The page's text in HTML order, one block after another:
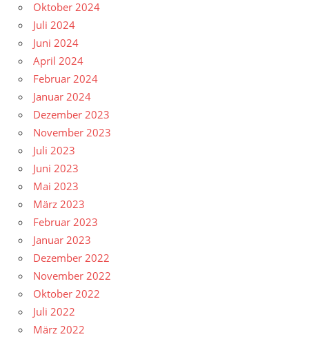
Oktober 2024
Juli 2024
Juni 2024
April 2024
Februar 2024
Januar 2024
Dezember 2023
November 2023
Juli 2023
Juni 2023
Mai 2023
März 2023
Februar 2023
Januar 2023
Dezember 2022
November 2022
Oktober 2022
Juli 2022
März 2022